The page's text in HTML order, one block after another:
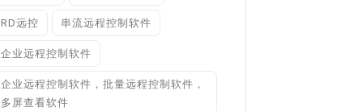
RD远控 串流远程控制软件
企业远程控制软件
企业远程控制软件，批量远程控制软件，
多屏查看软件